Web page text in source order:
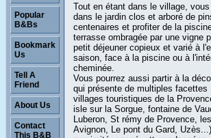
Tout en étant dans le village,
dans le jardin clos et arboré de
centenaires et profiter de la
terrasse ombragée par une vigne
petit déjeuner copieux et varié à
saison, face à la piscine ou à
cheminée.
Vous pourrez aussi partir à la
qui présente de multiples facettes
villages touristiques de la
isle sur la Sorgue, fontaine de
Luberon, St rémy de Provence,
Avignon, Le pont du Gard,
Popular
B&Bs
Bookmark
Us
Tell A
Friend
About Us
Contact
This B&B